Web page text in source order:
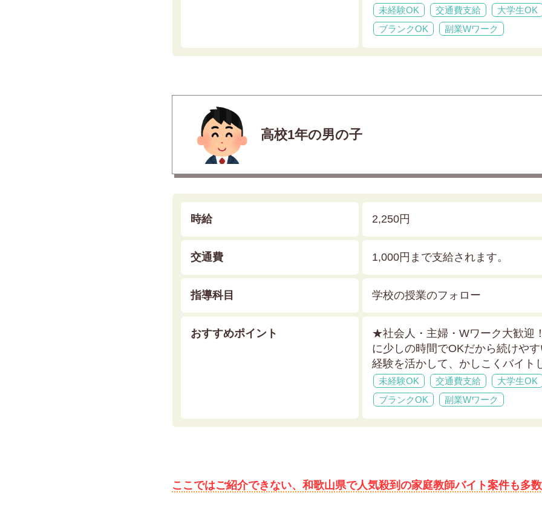
未経験OK 交通費支給
大学生OK
ブランクOK
副業Wワーク
高校1年の男の子
時給 2,250円
交通費 1,000円まで支給されます。
指導科目 学校の授業のフォロー
おすすめポイント
★社会人・主婦・Wワーク大歓迎
に少しの時間でOKだから続けや
経験を活かして、かしこくバイト
未経験OK 交通費支給
大学生OK
ブランクOK
副業Wワーク
ここではご紹介できない、和歌山県で人気殺到の家庭教師バイト案件も多